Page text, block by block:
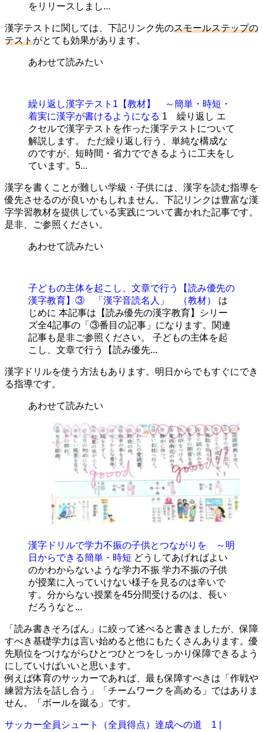
をリリースしまし...
漢字テストに関しては、下記リンク先のスモールステップの
テストがとても効果があります。
あわせて読みたい
繰り返し漢字テスト1【教材】 ～簡単・時短・
着実に漢字が書けるようになる 1 繰り返し エ
クセルで漢字テストを作った漢字テストについて
解説します。 ただ繰り返し行う、単純な構成な
のですが、短時間・省力でできるように工夫をし
ています。5...
漢字を書くことが難しい学級・子供には、漢字を読む指導を
優先させるのが良いかもしれません。下記リンクは豊富な漢
字学習教材を提供している実践について書かれた記事です。
是非、ご参照ください。
あわせて読みたい
子どもの主体を起こし、文章で行う【読み優先の
漢字教育】③ 「漢字音読名人」 （教材）
は
じめに 本記事は【読み優先の漢字教育】シリー
ズ全4記事の「③番目の記事」になります。関連
記事も是非ご参照ください。 子どもの主体を起
こし、文章で行う【読み優先...
漢字ドリルを使う方法もあります。明日からでもすぐにでき
る指導です。
あわせて読みたい
漢字ドリルで学力不振の子供とつながりを ～明
日からできる簡単・時短 どうしてあげればよい
のかわからないような学力不振 学力不振の子供
が授業に入っていけない様子を見るのは辛いで
す。分からない授業を45分間受けるのは、長い
だろうなと...
「読み書きそろばん」に絞って述べると書きましたが、保障
すべき基礎学力は言い始めると他にもたくさんあります。優
先順位をつけながらひとつひとつをしっかり保障できるよう
にしていけばいいと思います。
例えば体育のサッカーであれば、最も保障すべきは「作戦や
練習方法を話し合う」「チームワークを高める」ではありま
せん。「ボールを蹴る」です。
サッカー全員シュート（全員得点）達成への道 1 |